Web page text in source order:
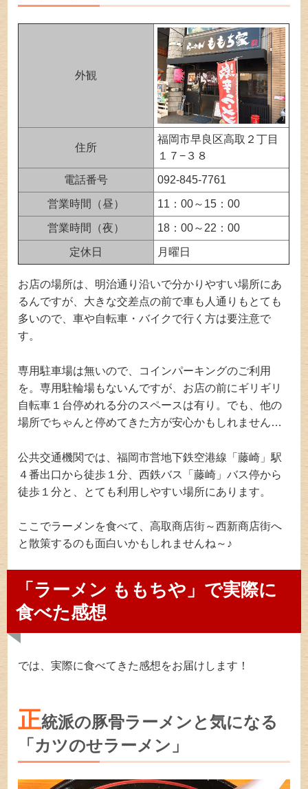
外観
住所
福岡市早良区高取２丁目
１７−３８
電話番号 092-845-7761
営業時間（昼） 11：00～15：00
営業時間（夜） 18：00～22：00
定休日 月曜日
お店の場所は、明治通り沿いで分かりやすい場所にあ
るんですが、大きな交差点の前で車も人通りもとても
多いので、車や自転車・バイクで行く方は要注意で
す。
専用駐車場は無いので、コインパーキングのご利用
を。専用駐輪場もないんですが、お店の前にギリギリ
自転車１台停めれる分のスペースは有り。でも、他の
場所でちゃんと停めてきた方が安心かもしれません…
公共交通機関では、福岡市営地下鉄空港線「藤崎」駅
４番出口から徒歩１分、西鉄バス「藤崎」バス停から
徒歩１分と、とても利用しやすい場所にあります。
ここでラーメンを食べて、高取商店街～西新商店街へ
と散策するのも面白いかもしれませんね～♪
「ラーメン ももちや」で実際に
食べた感想
では、実際に食べてきた感想をお届けします！
正統派の豚骨ラーメンと気になる
「カツのせラーメン」